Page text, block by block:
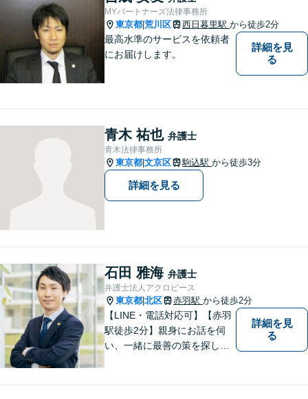
は敷居が高いと感じておられ
る方はぜひご相談ください。
MYパートナーズ法律事務所
東京都 荒川区 西日暮里駅 から徒歩2分
最高水準のサービスを依頼者
にお届けします。
詳細を見
る
青木 祐也 弁護士
青木法律事務所
東京都 文京区 駒込駅 から徒歩3分
詳細を見る
石田 雅海 弁護士
弁護士法人アクロピース
東京都 北区 赤羽駅 から徒歩2分
【LINE・電話対応可】【赤羽
駅徒歩2分】親身にお話を伺
い、一緒に最善の策を探しま
詳細を見
る